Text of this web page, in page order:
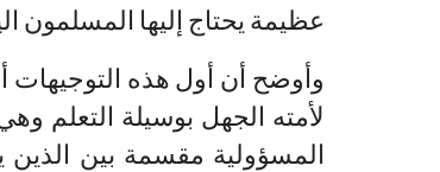
عظيمة يحتاج إليها المسلمون
وأوضح أن أول هذه التوجيهات
لأمته الجهل بوسيلة التعلم
المسؤولية مقسمة بين الذين